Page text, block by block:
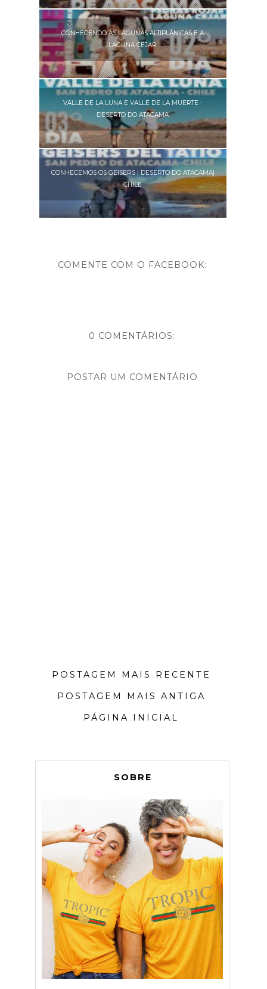
CONHECENDO AS LAGUNAS ALTIPLÂNICAS E A
LAGUNA CEJAR
VALLE DE LA LUNA E VALLE DE LA MUERTE -
DESERTO DO ATACAMA
CONHECEMOS OS GEISERS | DESERTO DO ATACAMA|
CHILE
COMENTE COM O FACEBOOK:
0 COMENTÁRIOS:
POSTAR UM COMENTÁRIO
POSTAGEM MAIS RECENTE
POSTAGEM MAIS ANTIGA
PÁGINA INICIAL
SOBRE